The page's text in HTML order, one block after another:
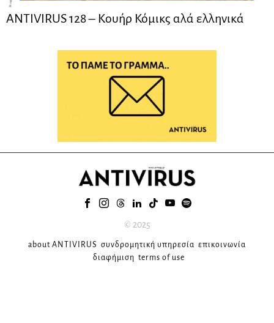
ANTIVIRUS 128 – Kουήρ Κόμικς αλά ελληνικά
© 2025
about ANTIVIRUS συνδρομητική υπηρεσία επικοινωνία
διαφήμιση terms of use